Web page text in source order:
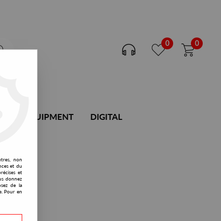
0 0
DJ EQUIPMENT DIGITAL
non
et du
et
donnez
de la
Pour en